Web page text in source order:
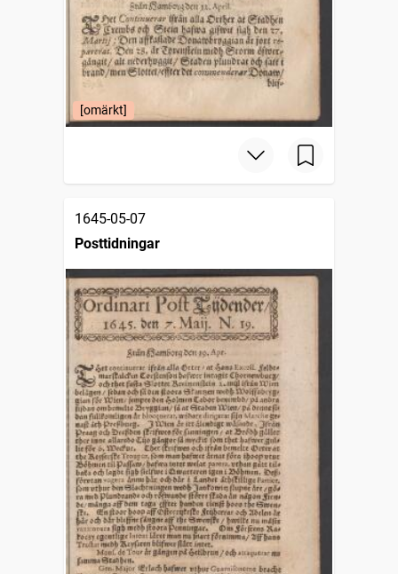
[omärkt]
1645-05-07
Posttidningar